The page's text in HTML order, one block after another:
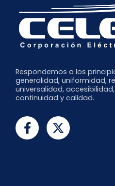
Respondemos a los
generalidad, uniformidad,
universalidad,
continuidad y calidad.